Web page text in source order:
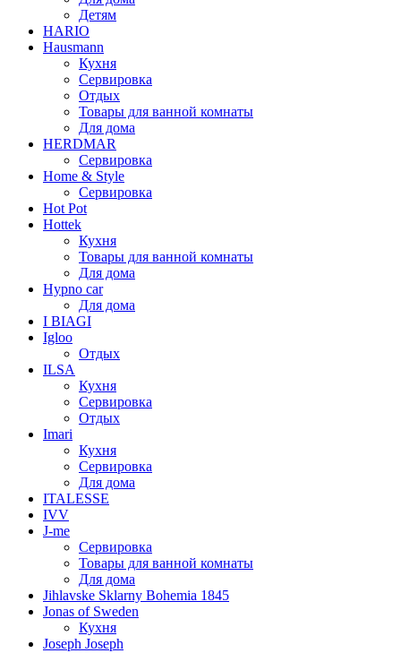
Детям
HARIO
Hausmann
Кухня
Сервировка
Отдых
Товары для ванной комнаты
Для дома
HERDMAR
Сервировка
Home & Style
Сервировка
Hot Pot
Hottek
Кухня
Товары для ванной комнаты
Для дома
Hypno car
Для дома
I BIAGI
Igloo
Отдых
ILSA
Кухня
Сервировка
Отдых
Imari
Кухня
Сервировка
Для дома
ITALESSE
IVV
J-me
Сервировка
Товары для ванной комнаты
Для дома
Jihlavske Sklarny Bohemia 1845
Jonas of Sweden
Кухня
Joseph Joseph